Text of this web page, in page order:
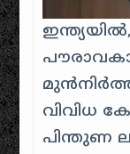
വിവിധ
പിന്തുണ